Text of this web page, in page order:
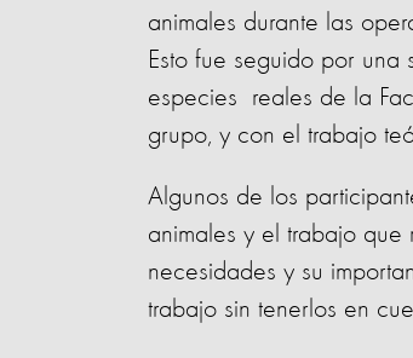
animales durante las
Esto fue seguido por una
especies reales de la
grupo, y con el trabajo
Algunos de los
animales y el trabajo que
necesidades y su
trabajo sin tenerlos en